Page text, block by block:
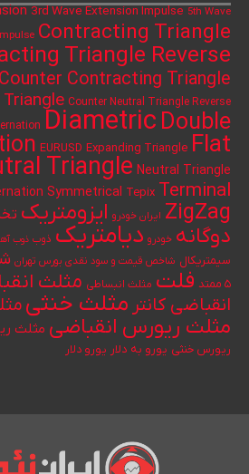
3rd Wave Extension Impulse 5th Wave
Contracting Triangle
Triangle Reverse
Counter Contracting Triangle
Counter Neutral Triangle Reverse
Diametric Double
EURUSD Expanding Triangle Flat
Triangle Neutral Triangle
Symmetrical Tepix Terminal
ZigZag ایران خودرو ایزومتریک
دوگانه خودرو دیامتریک ذوب ذوب
سیمتریکال شاخص قیمت و سود نقدی بورس تهران
۵ ممتد
فلت مثلث انبساطی مثلث
انقباضی کانتر مثلث خنثی
مثلث ریورس انقباضی مثلث
ریورس خنثی یورو به دلار یورو دلار